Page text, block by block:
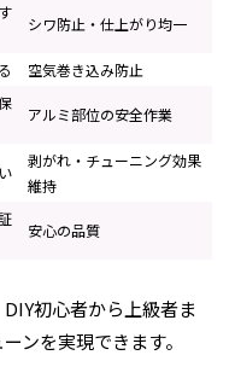
シワ防止・仕上がり均一
空気巻き込み防止
アルミ部位の安全作業
剥がれ・チューニング効果
維持
安心の品質
初心者から上級者ま
ンを実現できます。